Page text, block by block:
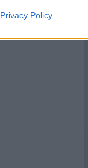
Privacy Policy